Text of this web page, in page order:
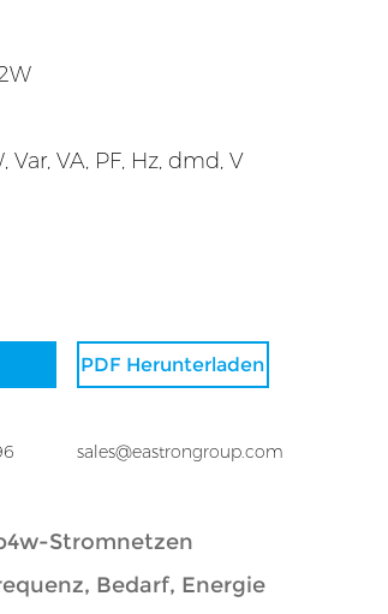
VA, PF, Hz, dmd, V
PDF Herunterladen
sales@eastrongroup.com
Stromnetzen
Bedarf, Energie